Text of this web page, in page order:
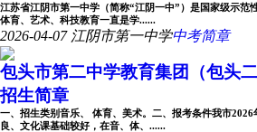
江苏省江阴市第一中学（简称“江阴一中”）是国家级示范
体育、艺术、科技教育一直是学......
2026-04-07 江阴市第一中学中考简章
包头市第二中学教育集团（包头
招生简章
一、招生类别音乐、 体育、美术。二、报考条件我市
良、文化课基础较好，在音、体、......